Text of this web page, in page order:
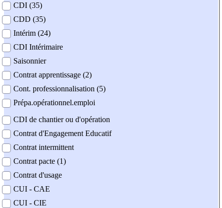
contrat
CDI (35)
CDD (35)
Intérim (24)
CDI Intérimaire
Saisonnier
Contrat apprentissage (2)
Cont. professionnalisation (5)
Prépa.opérationnel.emploi
CDI de chantier ou d'opération
Contrat d'Engagement Educatif
Contrat intermittent
Contrat pacte (1)
Contrat d'usage
CUI - CAE
CUI - CIE